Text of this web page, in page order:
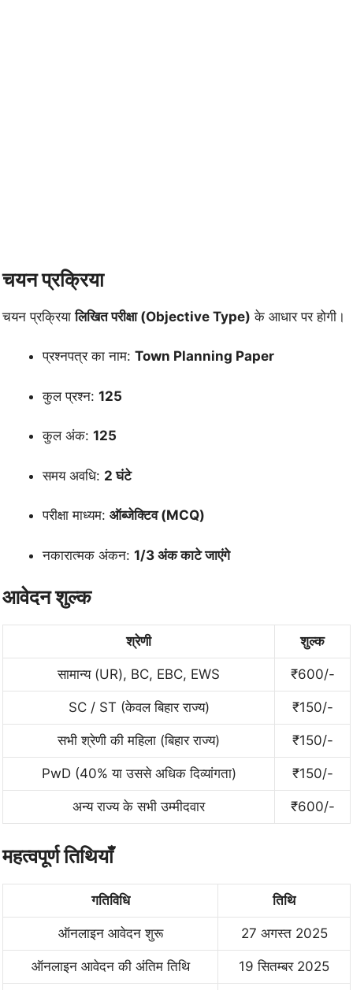
चयन प्रक्रिया
चयन प्रक्रियालिखित परीक्षा (Objective Type) के आधार पर होगी।
प्रश्नपत्र का नाम: Town Planning Paper
कुल प्रश्न: 125
कुल अंक: 125
समय अवधि: 2 घंटे
परीक्षा माध्यम: ऑब्जेक्टिव (MCQ)
नकारात्मक अंकन: 1/3 अंक काटे जाएंगे
आवेदन शुल्क
श्रेणी शुल्क
सामान्य (UR), BC, EBC, EWS ₹600/-
SC / ST (केवल बिहार राज्य) ₹150/-
सभी श्रेणी की महिला (बिहार राज्य) ₹150/-
PwD (40% या उससे अधिक दिव्यांगता) ₹150/-
अन्य राज्य के सभी उम्मीदवार ₹600/-
महत्वपूर्ण तिथियाँ
गतिविधि तिथि
ऑनलाइन आवेदन शुरू 27 अगस्त 2025
ऑनलाइन आवेदन की अंतिम तिथि 19 सितम्बर 2025